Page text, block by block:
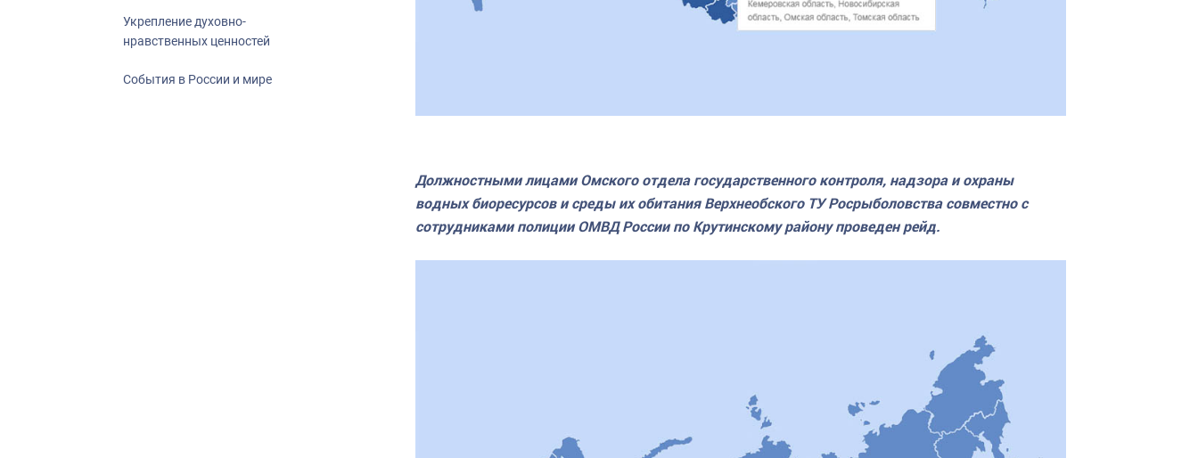
Укрепление духовно-
нравственных ценностей
События в России и мире
Должностными лицами Омского отдела государственного контроля, надзора и охраны
водных биоресурсов и среды их обитания Верхнеобского ТУ Росрыболовства совместно с
сотрудниками полиции ОМВД России по Крутинскому району проведен рейд.